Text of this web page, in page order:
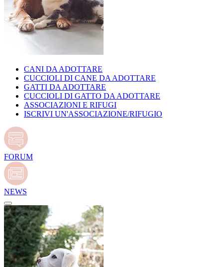
CANI DA ADOTTARE
CUCCIOLI DI CANE DA ADOTTARE
GATTI DA ADOTTARE
CUCCIOLI DI GATTO DA ADOTTARE
ASSOCIAZIONI E RIFUGI
ISCRIVI UN'ASSOCIAZIONE/RIFUGIO
FORUM
NEWS